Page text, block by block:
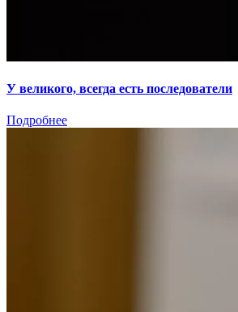
У великого, всегда есть последователи
Подробнее